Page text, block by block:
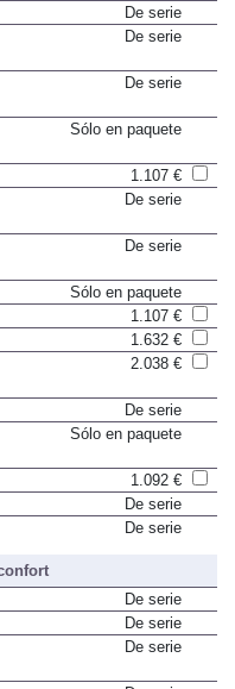
De serie
1.107 €
Sólo en paquete
1.107 €
1.632 €
De serie
1.092 €
De serie
De serie
De serie